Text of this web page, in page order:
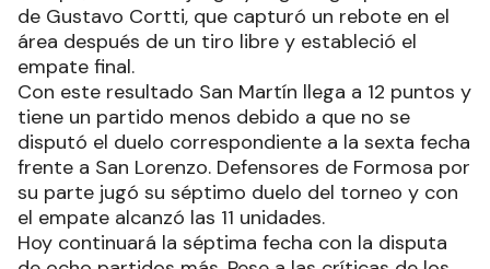
de Gustavo Cortti, que capturó un rebote en el
área después de un tiro libre y estableció el
empate final.
Con este resultado San Martín llega a 12 puntos y
tiene un partido menos debido a que no se
disputó el duelo correspondiente a la sexta fecha
frente a San Lorenzo. Defensores de Formosa por
su parte jugó su séptimo duelo del torneo y con
el empate alcanzó las 11 unidades.
Hoy continuará la séptima fecha con la disputa